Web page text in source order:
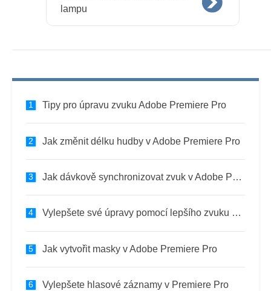
lampu
Tipy pro úpravu zvuku Adobe Premiere Pro
Jak změnit délku hudby v Adobe Premiere Pro
Jak dávkově synchronizovat zvuk v Adobe Premiere Pro v pěti snadných krocích
Vylepšete své úpravy pomocí lepšího zvuku v Premiere Pro
Jak vytvořit masky v Adobe Premiere Pro
Vylepšete hlasové záznamy v Premiere Pro